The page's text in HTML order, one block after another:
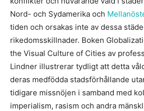
Nord- och Sydamerika och
tiden och orsakas inte av dessa
rikedomsskillnader. Boken
the Visual Culture of Cities av
Lindner illustrerar tydligt att detta
deras medfödda stadsförhållande
tidigare missnöjen i samband med
imperialism, rasism och andra